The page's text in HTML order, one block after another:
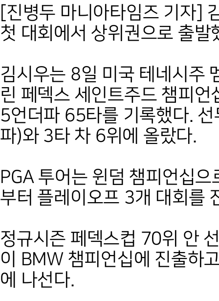
[진병두 마니아타임즈 기자]
첫 대회에서 상위권으로 출발
김시우는 8일 미국 테네시주
린 페덱스 세인트주드 챔피
5언더파 65타를 기록했다.
파)와 3타 차 6위에 올랐다.
PGA 투어는 윈덤 챔피언십
부터 플레이오프 3개 대회를
정규시즌 페덱스컵 70위 안
이 BMW 챔피언십에 진출하
에 나선다.